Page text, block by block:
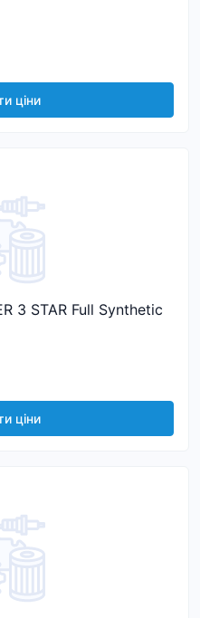
ціни
3 STAR Full Synthetic
ціни